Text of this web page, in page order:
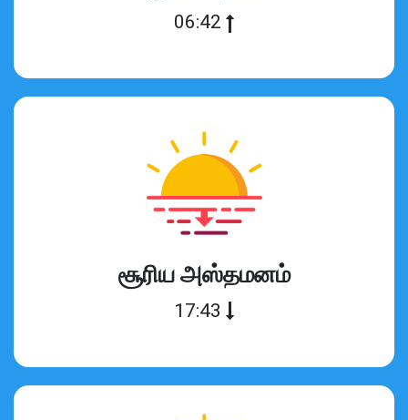
06:42
சூரிய அஸ்தமனம்
17:43